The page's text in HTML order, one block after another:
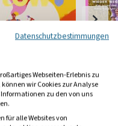
und erleben
Datenschutzbestimmungen
Webseiten-Erlebnis zu
wir Cookies zur Analyse
zu den von uns
für alle Websites von